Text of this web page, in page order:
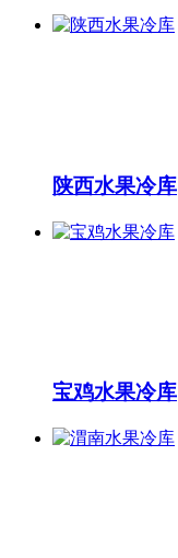
陕西水果冷库
宝鸡水果冷库